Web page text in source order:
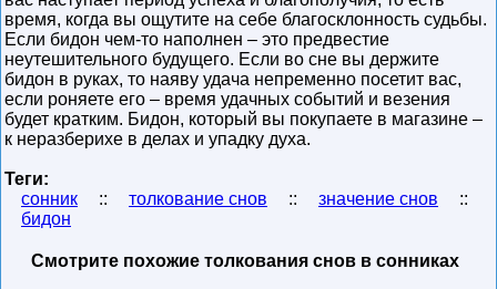
время, когда вы ощутите на себе благосклонность судьбы.
Если бидон чем-то наполнен – это предвестие
неутешительного будущего. Если во сне вы держите
бидон в руках, то наяву удача непременно посетит вас,
если роняете его – время удачных событий и везения
будет кратким. Бидон, который вы покупаете в магазине –
к неразберихе в делах и упадку духа.
Теги:
сонник
:: толкование снов :: значение снов
::
бидон
Смотрите похожие толкования снов в сонниках